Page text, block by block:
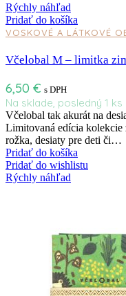
Rýchly náhľad
Pridať do košíka
VOSKOVÉ A LÁTKOVÉ
Včelobal M – limitka
6,50 € s DPH
Na sklade, posledný 1 ks
Včelobal tak akurát na
Limitovaná edícia kolekcie
rožka, desiaty pre deti či…
Pridať do košíka
Pridať do wishlistu
Rýchly náhľad